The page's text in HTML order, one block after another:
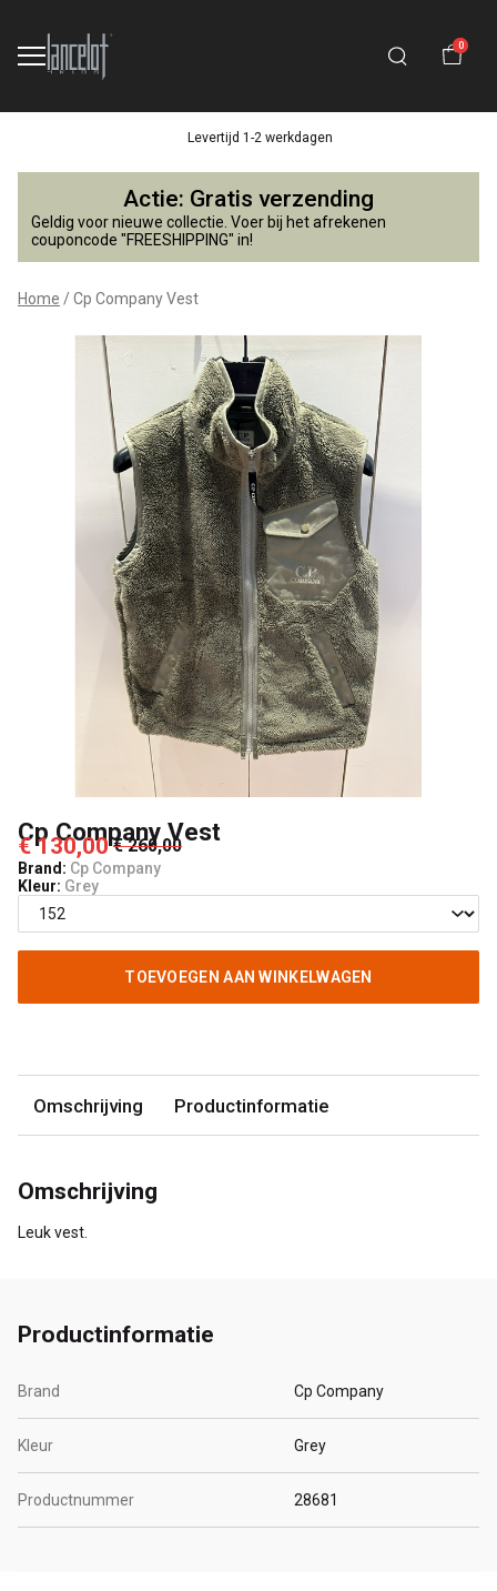
0
Levertijd 1-2 werkdagen
Cp
Company
Vest
Lancelot
Actie: Gratis verzending
Geldig voor nieuwe collectie. Voer bij het afrekenen
couponcode "FREESHIPPING" in!
Home Cp Company Vest
Cp Company Vest
€ 130,00 € 260,00
Brand: Cp Company
Kleur: Grey
TOEVOEGEN AAN WINKELWAGEN
Omschrijving Productinformatie
Omschrijving
Leuk vest.
Productinformatie
Brand Cp Company
Kleur Grey
Productnummer 28681